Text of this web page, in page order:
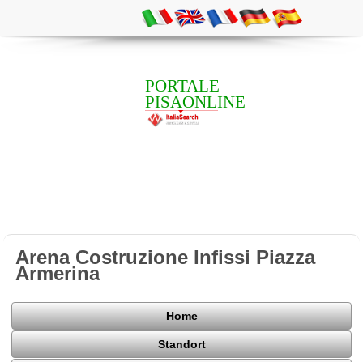
PORTALE
PISAONLINE
Arena Costruzione Infissi Piazza
Armerina
Home
Standort